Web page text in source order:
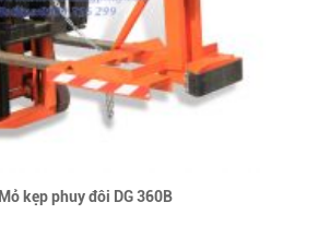
Mỏ kẹp phuy đôi DG 360B